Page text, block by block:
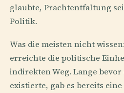
glaubte, Prachtentfaltung
Politik.
Was die meisten nicht
erreichte die politische
indirekten Weg. Lange
existierte, gab es bereits